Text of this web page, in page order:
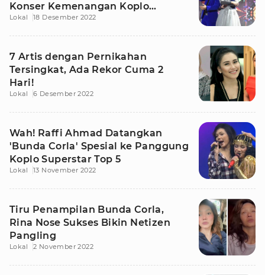
Konser Kemenangan Koplo
Superstar
Lokal 18 Desember 2022
7 Artis dengan Pernikahan
Tersingkat, Ada Rekor Cuma 2
Hari!
Lokal 6 Desember 2022
Wah! Raffi Ahmad Datangkan
'Bunda Corla' Spesial ke Panggung
Koplo Superstar Top 5
Lokal 13 November 2022
Tiru Penampilan Bunda Corla,
Rina Nose Sukses Bikin Netizen
Pangling
Lokal 2 November 2022